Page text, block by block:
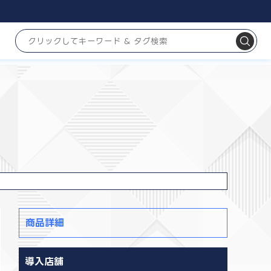
商品詳細
導入店舗